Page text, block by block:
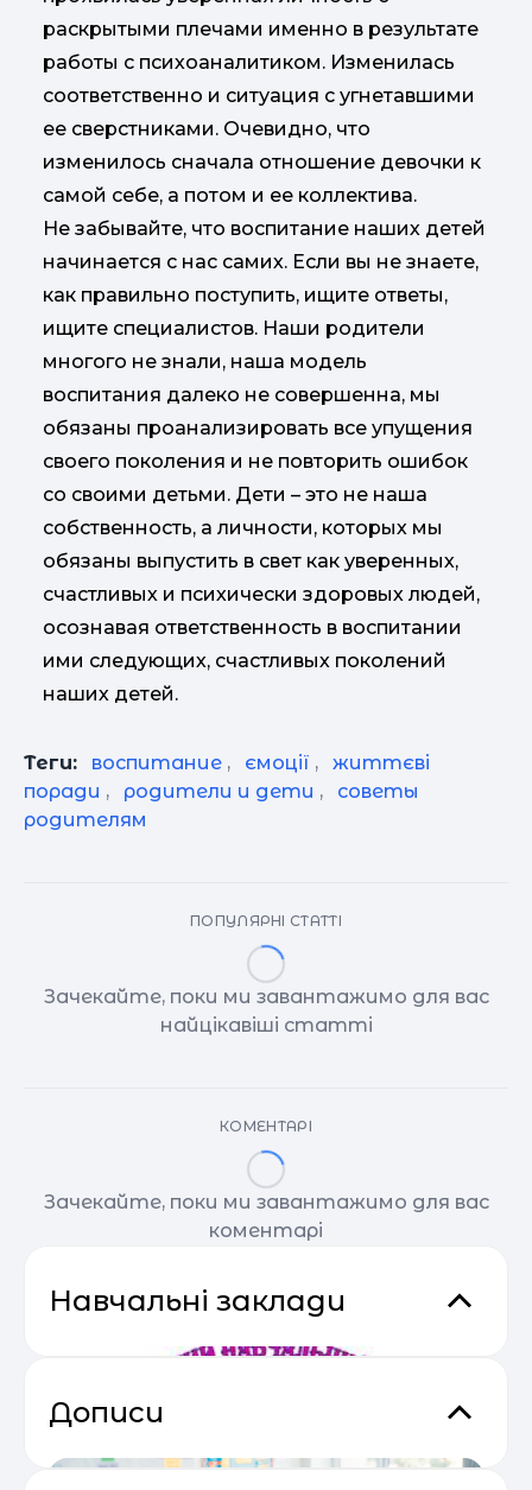
раскрытыми плечами именно в результате
работы с психоаналитиком. Изменилась
соответственно и ситуация с угнетавшими
ее сверстниками. Очевидно, что
изменилось сначала отношение девочки к
самой себе, а потом и ее коллектива.
Не забывайте, что воспитание наших детей
начинается с нас самих. Если вы не знаете,
как правильно поступить, ищите ответы,
ищите специалистов. Наши родители
многого не знали, наша модель
воспитания далеко не совершенна, мы
обязаны проанализировать все упущения
своего поколения и не повторить ошибок
со своими детьми. Дети – это не наша
собственность, а личности, которых мы
обязаны выпустить в свет как уверенных,
счастливых и психически здоровых людей,
осознавая ответственность в воспитании
ими следующих, счастливых поколений
наших детей.
Теги: воспитание , ємоції ,
життєві
поради , родители и дети ,
советы
родителям
ПОПУЛЯРНІ СТАТТІ
Зачекайте, поки ми завантажимо для вас
найцікавіші статті
КОМЕНТАРІ
Зачекайте, поки ми завантажимо для вас
коментарі
Навчальні заклади
Дописи